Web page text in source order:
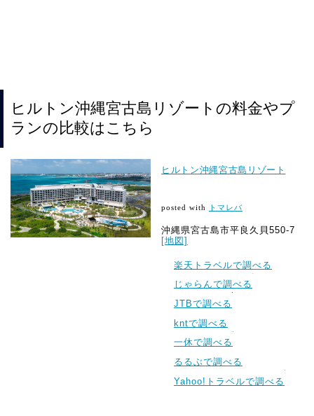
ヒルトン沖縄宮古島リゾートの料金やプ
ランの比較はこちら
ヒルトン沖縄宮古島リゾート
posted with トマレバ
沖縄県宮古島市平良久貝550-7
[地図]
楽天トラベルで調べる
じゃらんで調べる
JTBで調べる
kntで調べる
一休で調べる
るるぶで調べる
Yahoo!トラベルで調べる